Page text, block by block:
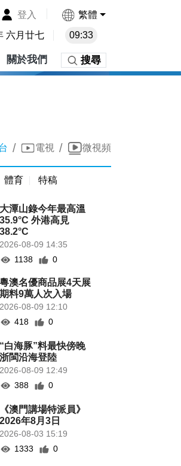
登入 繁體
六月廿七 09:33
關於我們 搜尋
/ 電視 / 微視頻
體育 特稿
大潭山錄今年最高溫
35.9°C 外港高見
38.2°C
2026-08-09 14:35
1138
0
粵澳名優商品展4天展
期料9萬人次入場
2026-08-09 12:10
418
0
“白海豚”料最快傍晚
浙閩沿海登陸
2026-08-09 12:49
388
0
《澳門講場特派員》
2026年8月3日
2026-08-03 15:19
1333
0